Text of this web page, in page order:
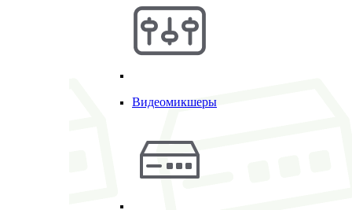
Видеомикшеры